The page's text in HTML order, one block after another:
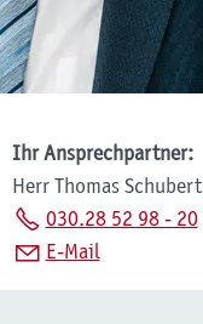
Ihr Ansprechpartner:
Herr Thomas Schubert
030.28 52 98 - 20
E-Mail